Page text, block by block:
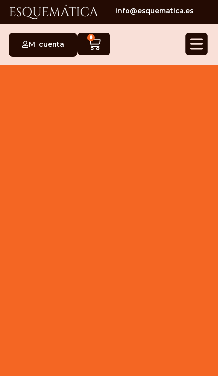
info@esquematica.es
Mi cuenta
0